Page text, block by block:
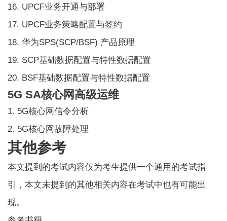
16. UPCF业务开通与部署
17. UPCF业务策略配置与签约
18. 华为SPS(SCP/BSF) 产品原理
19. SCP基础数据配置与特性数据配置
20. BSF基础数据配置与特性数据配置
5G SA核心网高级运维
1. 5G核心网信令分析
2. 5G核心网故障处理
其他参考
本文提到的考试内容仅为考生提供一个通用的考试指
引，本文未提到的其他相关内容在考试中也有可能出
现。